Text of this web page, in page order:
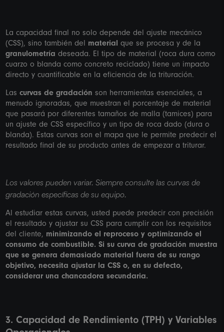
La capacidad final no solo depende del ajuste mecánico
(CSS), sino también del material que se procesa y de la
granulometría deseada. El tipo de material (roca dura como
cuarzo o blanda como concreto reciclado) tiene un impacto
directo y cuantificable en la eficiencia de la trituración.
Lascurvas de gradación son herramientas esenciales, a
menudo ignoradas, que muestran el porcentaje de material
que pasará por diferentes tamaños de malla (tamices) para
un ajuste de CSS específico y un tipo de roca dado (dura o
blanda). Estas curvas son el mapa que le permite predecir el
resultado final de su producto antes de empezar a triturar.
Los valores pueden variar. Siempre consulte las curvas de
gradación específicas de su equipo.
Al estudiar estas curvas, usted puede predecir con precisión
el resultado y ajustar su CSS para cumplir con los requisitos
del cliente, minimizando el reproceso y optimizando el
consumo de combustible. Si su curva de gradación muestra
que se genera demasiado material fuera de su rango
objetivo, necesita ajustar la CSS o, en su defecto,
considerar una chancadora secundaria.
3. Capacidad de Rendimiento (TPH) y Variables